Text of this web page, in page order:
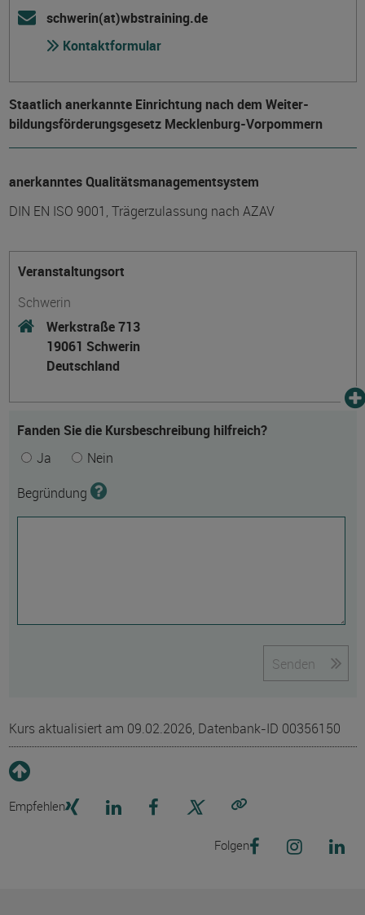
schwerin(at)wbstraining.de
Kontaktformular
Staatlich anerkannte Einrichtung nach dem Weiter­
bildungs­förderungs­gesetz Mecklenburg-Vorpommern
anerkanntes Qualitätsmanagementsystem
DIN EN ISO 9001, Trägerzulassung nach AZAV
Veranstaltungsort
Schwerin
Werkstraße 713
19061 Schwerin
Deutschland
Fanden Sie die Kursbeschreibung hilfreich?
Ja
Nein
Begründung
Senden
Kurs aktualisiert am 09.02.2026, Datenbank-ID 00356150
Empfehlen
Folgen